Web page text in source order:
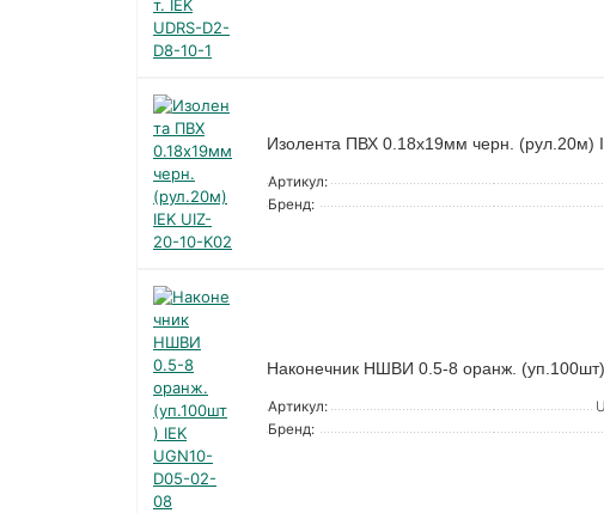
Изолента ПВХ 0.18х19мм черн. (рул.20м)
Артикул:
Бренд:
Наконечник НШВИ 0.5-8 оранж.
Артикул:
Бренд: